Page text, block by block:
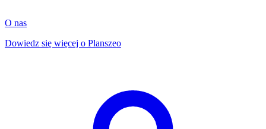
O nas
Dowiedz się więcej o Planszeo